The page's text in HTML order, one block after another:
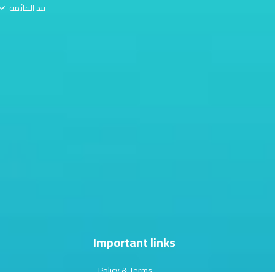
Important links
بند القائمة